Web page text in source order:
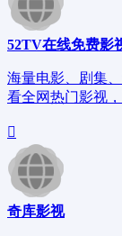
52TV在线免费影
海量电影、剧集
看全网热门影视
奇库影视